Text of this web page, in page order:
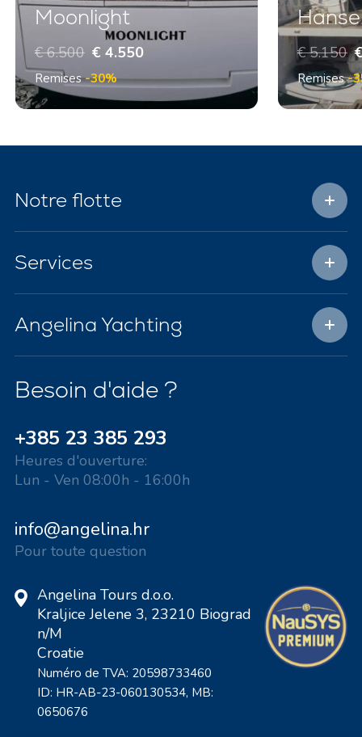
Moonlight
€ 6.500 € 4.550
Remises-30%
€ 5.150
Remises-
Notre flotte
Services
Angelina Yachting
Besoin d'aide ?
+385 23 385 293
Heures d'ouverture:
Lun - Ven 08:00h - 16:00h
info@angelina.hr
Pour toute question
Angelina Tours d.o.o.
Kraljice Jelene 3, 23210 Biograd
n/M
Croatie
Numéro de TVA: 20598733460
ID: HR-AB-23-060130534, MB:
0650676